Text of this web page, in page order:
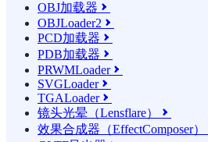
OBJ加载器 
OBJLoader2 
PCD加载器 
PDB加载器 
PRWMLoader
SVGLoader
TGALoader
镜头光晕（Lensflare） 
效果合成器（EffectComposer）